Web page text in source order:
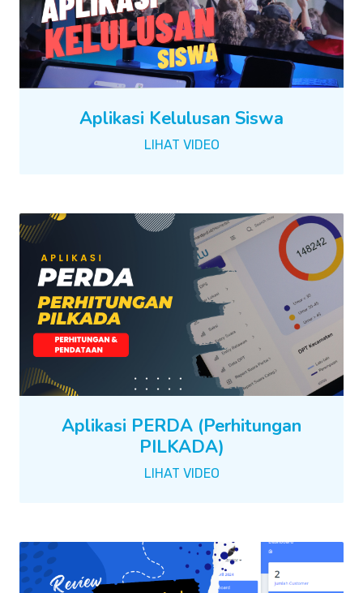
Aplikasi Kelulusan Siswa
LIHAT VIDEO
Aplikasi PERDA (Perhitungan
PILKADA)
LIHAT VIDEO